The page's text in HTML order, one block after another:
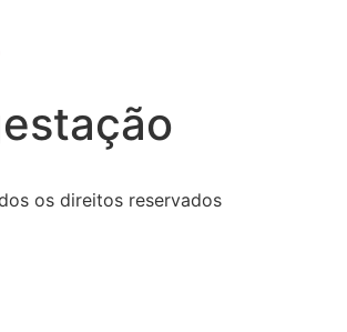
os direitos reservados